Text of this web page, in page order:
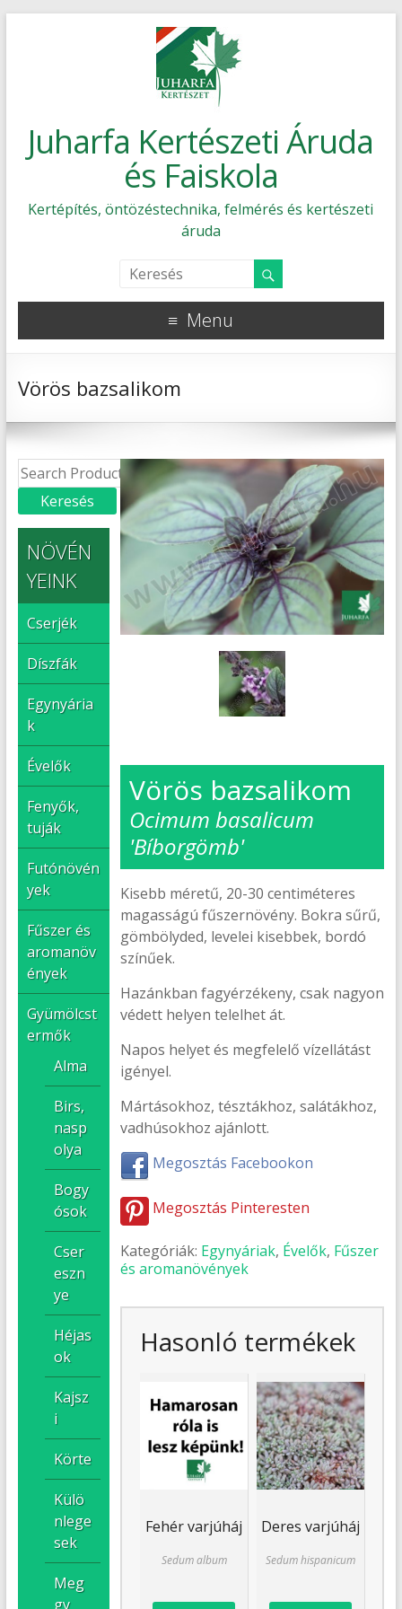
Juharfa Kertészeti Áruda
és Faiskola
Kertépítés, öntözéstechnika, felmérés és kertészeti
áruda
Menu
Vörös bazsalikom
Vörös bazsalikom
Ocimum basalicum
'Bíborgömb'
Kisebb méretű, 20-30 centiméteres
magasságú fűszernövény. Bokra sűrű,
gömbölyded, levelei kisebbek, bordó
színűek.
Hazánkban fagyérzékeny, csak nagyon
védett helyen telelhet át.
Napos helyet és megfelelő vízellátást
igényel.
Mártásokhoz, tésztákhoz, salátákhoz,
vadhúsokhoz ajánlott.
Megosztás Facebookon
Megosztás Pinteresten
Kategóriák: Egynyáriak, Évelők, Fűszer
és aromanövények
Hasonló termékek
Fehér varjúháj
Sedum album
Deres varjúháj
Sedum hispanicum
NÖVÉN
YEINK
Cserjék
Díszfák
Egynyária
k
Évelők
Fenyők,
tuják
Futónövén
yek
Fűszer és
aromanöv
ények
Gyümölcst
ermők
Alma
Birs,
nasp
olya
Bogy
ósok
Cser
eszn
ye
Héjas
ok
Kajsz
i
Körte
Külö
nlege
sek
Meg
gy